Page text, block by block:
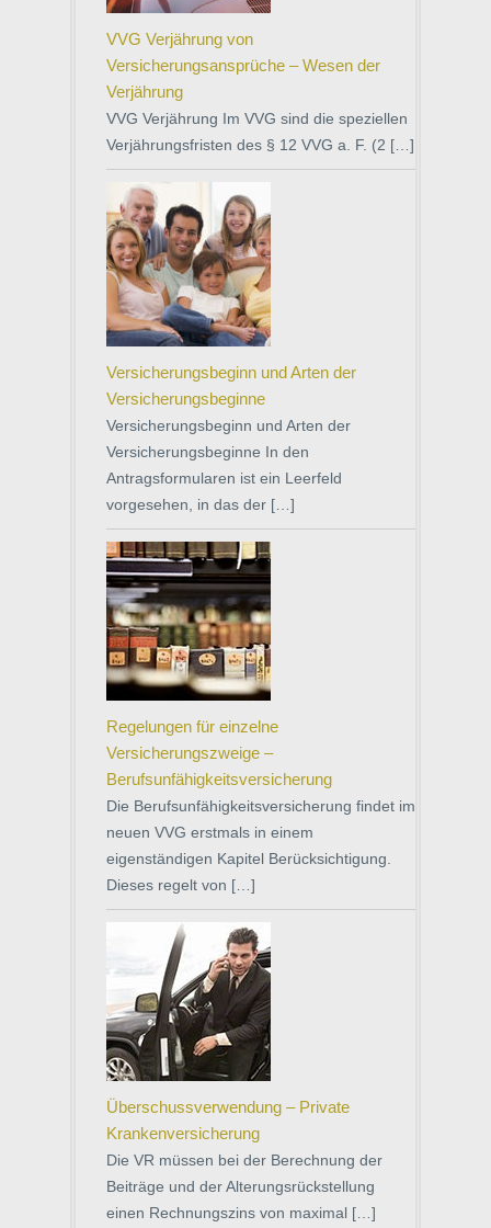
VVG Verjährung von
Versicherungsansprüche – Wesen der
Verjährung
VVG Verjährung Im VVG sind die speziellen
Verjährungsfristen des § 12 VVG a. F. (2 […]
Versicherungsbeginn und Arten der
Versicherungsbeginne
Versicherungsbeginn und Arten der
Versicherungsbeginne In den
Antragsformularen ist ein Leerfeld
vorgesehen, in das der […]
Regelungen für einzelne
Versicherungszweige –
Berufsunfähigkeitsversicherung
Die Berufsunfähigkeitsversicherung findet im
neuen VVG erstmals in einem
eigenständigen Kapitel Berücksichtigung.
Dieses regelt von […]
Überschussverwendung – Private
Krankenversicherung
Die VR müssen bei der Berechnung der
Beiträge und der Alterungsrückstellung
einen Rechnungszins von maximal […]